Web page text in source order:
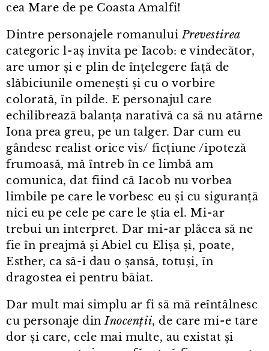
cea Mare de pe Coasta Amalfi!
Dintre personajele romanuluiPrevestirea
categoric l⁠-⁠aș invita pe Iacob: e vindecător,
are umor și e plin de înțelegere față de
slăbiciunile omenești și cu o vorbire
colorată, în pilde. E personajul care
echilibrează balanța narativă ca să nu atârne
Iona prea greu, pe un talger. Dar cum eu
gândesc realist orice vis/ ficțiune /ipoteză
frumoasă, mă întreb în ce limbă am
comunica, dat fiind că Iacob nu vorbea
limbile pe care le vorbesc eu și cu siguranță
nici eu pe cele pe care le știa el. Mi⁠-⁠ar
trebui un interpret. Dar mi⁠-⁠ar plăcea să ne
fie în preajmă și Abiel cu Elișa și, poate,
Esther, ca să-i dau o șansă, totuși, în
dragostea ei pentru băiat.
Dar mult mai simplu ar fi să mă reîntâlnesc
cu personaje dinInocenții, de care mi⁠-⁠e tare
dor și care, cele mai multe, au existat și